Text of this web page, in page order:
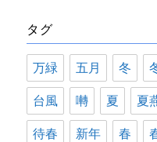
ー
タグ
万緑 五月 冬
台風 囀 夏 夏
待春 新年 春